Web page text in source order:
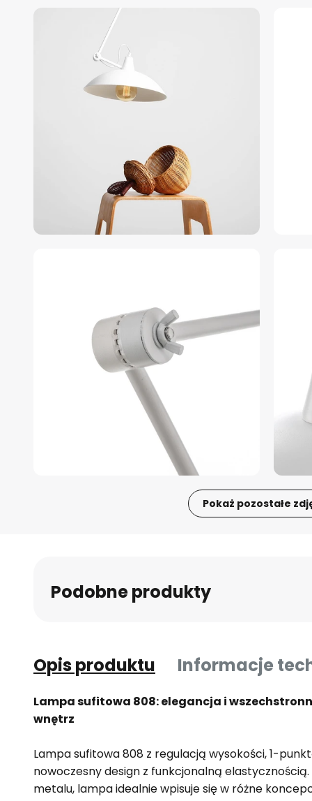
Pokaż pozostałe
Podobne produkty
Opis produktu Informacje
Lampa sufitowa 808: elegancja i
wnętrz
Lampa sufitowa 808 z regulacją wysokości, 1-
nowoczesny design z funkcjonalną
metalu, lampa idealnie wpisuje się w różne